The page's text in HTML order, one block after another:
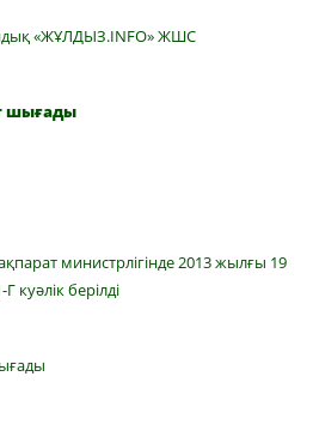
«ЖҰЛДЫЗ.INFO» ЖШС
шығады
министрлігінде 2013 жылғы 19
куәлік берілді